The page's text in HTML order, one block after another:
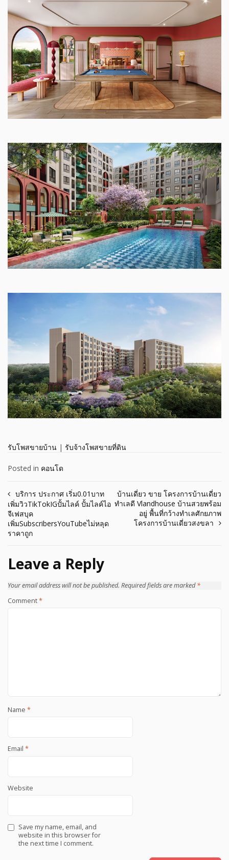
รับโพสขายบ้าน | รับจ้างโพสขายที่ดิน
Posted in คอนโด
Post
navigation
บริการ ประกาศ เริ่ม0.01บาท
เพิ่มวิวTikTokIGปั้มไลค์ ปั้มไลค์ไอ
จีเฟสบุค
เพิ่มSubscribersYouTubeไม่หลุด
ราคาถูก
บ้านเดี่ยว ขาย โครงการบ้านเดี่ยว
ทำเลดี Vlandhouse บ้านสวยพร้อม
อยู่ พื้นที่กว้างทำเลศักยภาพ
โครงการบ้านเดี่ยวสงขลา
Leave a Reply
Your email address will not be published. Required fields are marked*
Comment*
Name *
Email *
Website
Save my name, email, and
website in this browser for
the next time I comment.